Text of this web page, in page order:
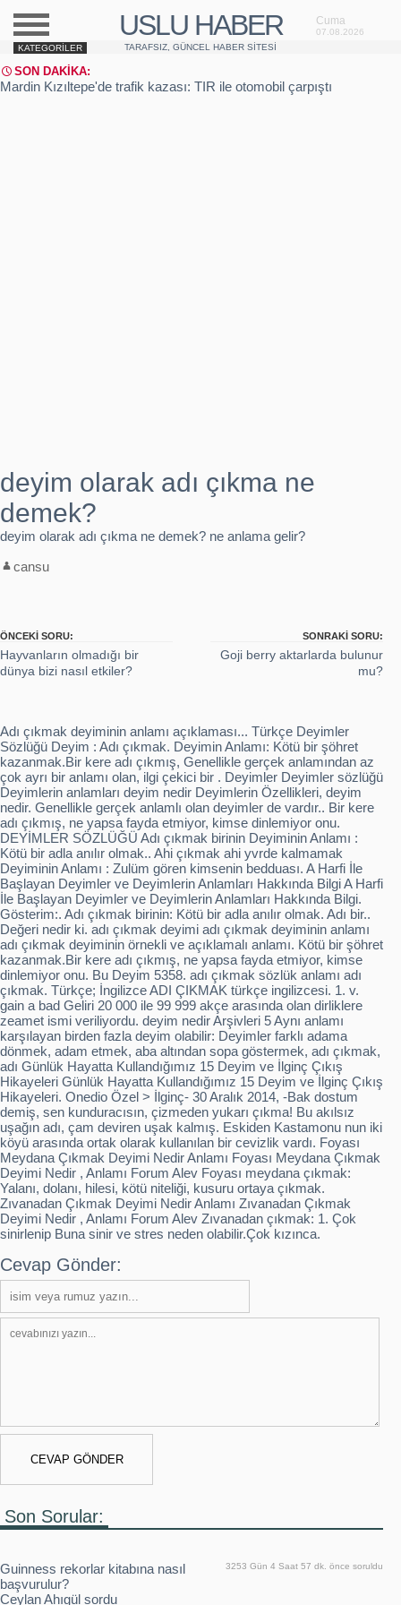
KATEGORILER
USLU HABER
TARAFSIZ, GÜNCEL HABER SITESI
Cuma
07.08.2026
SON DAKIKA:
Mardin Kızıltepe'de trafik kazası: TIR ile otomobil çarpıştı
Burdur'da hırsız operasyonu
deyim olarak adı çıkma ne
demek?
deyim olarak adı çıkma ne demek? ne anlama gelir?
cansu
ÖNCEKI SORU:
Hayvanların olmadığı bir
dünya bizi nasıl etkiler?
SONRAKI SORU:
Goji berry aktarlarda bulunur
mu?
Adı çıkmak deyiminin anlamı açıklaması... Türkçe Deyimler
Sözlüğü Deyim : Adı çıkmak. Deyimin Anlamı: Kötü bir şöhret
kazanmak.Bir kere adı çıkmış, Genellikle gerçek anlamından az
çok ayrı bir anlamı olan, ilgi çekici bir . Deyimler Deyimler sözlüğü
Deyimlerin anlamları deyim nedir Deyimlerin Özellikleri, deyim
nedir. Genellikle gerçek anlamlı olan deyimler de vardır.. Bir kere
adı çıkmış, ne yapsa fayda etmiyor, kimse dinlemiyor onu.
DEYİMLER SÖZLÜĞÜ Adı çıkmak birinin Deyiminin Anlamı :
Kötü bir adla anılır olmak.. Ahi çıkmak ahi yvrde kalmamak
Deyiminin Anlamı : Zulüm gören kimsenin bedduası. A Harfi İle
Başlayan Deyimler ve Deyimlerin Anlamları Hakkında Bilgi A Harfi
İle Başlayan Deyimler ve Deyimlerin Anlamları Hakkında Bilgi.
Gösterim:. Adı çıkmak birinin: Kötü bir adla anılır olmak. Adı bir..
Değeri nedir ki. adı çıkmak deyimi adı çıkmak deyiminin anlamı
adı çıkmak deyiminin örnekli ve açıklamalı anlamı. Kötü bir şöhret
kazanmak.Bir kere adı çıkmış, ne yapsa fayda etmiyor, kimse
dinlemiyor onu. Bu Deyim 5358. adı çıkmak sözlük anlamı adı
çıkmak. Türkçe; İngilizce ADI ÇIKMAK türkçe ingilizcesi. 1. v.
gain a bad Geliri 20 000 ile 99 999 akçe arasında olan dirliklere
zeamet ismi veriliyordu. deyim nedir Arşivleri 5 Aynı anlamı
karşılayan birden fazla deyim olabilir: Deyimler farklı adama
dönmek, adam etmek, aba altından sopa göstermek, adı çıkmak,
adı Günlük Hayatta Kullandığımız 15 Deyim ve İlginç Çıkış
Hikayeleri Günlük Hayatta Kullandığımız 15 Deyim ve İlginç Çıkış
Hikayeleri. Onedio Özel > İlginç- 30 Aralık 2014, -Bak dostum
demiş, sen kunduracısın, çizmeden yukarı çıkma! Bu akılsız
uşağın adı, çam deviren uşak kalmış. Eskiden Kastamonu nun iki
köyü arasında ortak olarak kullanılan bir cevizlik vardı. Foyası
Meydana Çıkmak Deyimi Nedir Anlamı Foyası Meydana Çıkmak
Deyimi Nedir , Anlamı Forum Alev Foyası meydana çıkmak:
Yalanı, dolanı, hilesi, kötü niteliği, kusuru ortaya çıkmak.
Zıvanadan Çıkmak Deyimi Nedir Anlamı Zıvanadan Çıkmak
Deyimi Nedir , Anlamı Forum Alev Zıvanadan çıkmak: 1. Çok
sinirlenip Buna sinir ve stres neden olabilir.Çok kızınca.
Cevap Gönder:
Son Sorular:
3253 Gün 4 Saat 57 dk. önce soruldu
Guinness rekorlar kitabına nasıl
başvurulur?
Ceylan Ahıgül sordu